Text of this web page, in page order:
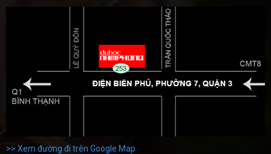
>> Xem đường đi trên Google Map